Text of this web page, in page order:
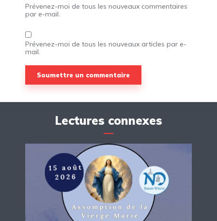
Prévenez-moi de tous les nouveaux commentaires
par e-mail.
Prévenez-moi de tous les nouveaux articles par e-
mail.
Lectures connexes